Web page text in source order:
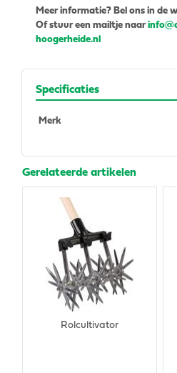
Meer informatie? Bel ons in de
Of stuur een mailtje naar
hoogerheide.nl
Specificaties
Merk
Gerelateerde artikelen
Rolcultivator